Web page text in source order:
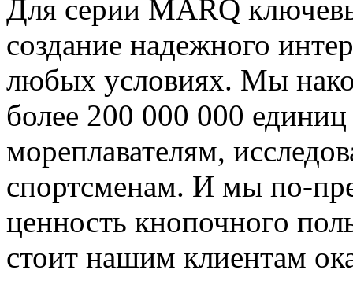
Для серии MARQ
создание надежного
любых условиях. Мы
более 200 000 000
мореплавателям,
спортсменам. И мы по-
ценность кнопочного
стоит нашим клиентам